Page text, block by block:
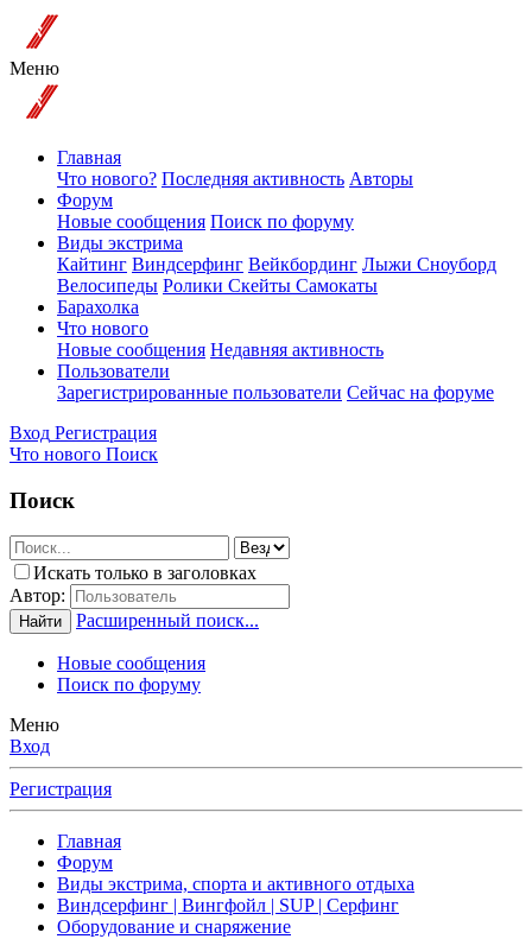
Меню
Главная
Что нового? Последняя активность Авторы
Форум
Новые сообщения Поиск по форуму
Виды экстрима
Кайтинг Виндсерфинг Вейкбординг Лыжи Сноуборд
Велосипеды Ролики Скейты Самокаты
Барахолка
Что нового
Новые сообщения Недавняя активность
Пользователи
Зарегистрированные пользователи Сейчас на форуме
Вход Регистрация
Что нового Поиск
Поиск
Искать только в заголовках
Автор:
Найти Расширенный поиск...
Новые сообщения
Поиск по форуму
Меню
Вход
Регистрация
Главная
Форум
Виды экстрима, спорта и активного отдыха
Виндсерфинг | Вингфойл | SUP | Серфинг
Оборудование и снаряжение